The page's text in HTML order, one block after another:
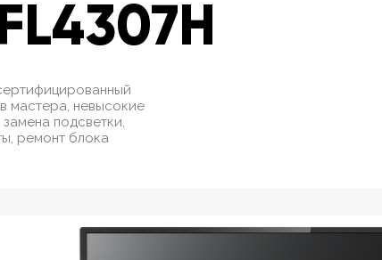
мастера, невысокие
замена подсветки,
ремонт блока